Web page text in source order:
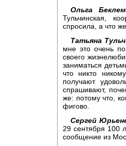
Ольга
Тульчинская,
спросила, а что
Татьяна
мне это очень
своего
заниматься
что никто
получают
спрашивают,
же: потому что,
фигово.
Сергей
29 сентября 100
сообщение из